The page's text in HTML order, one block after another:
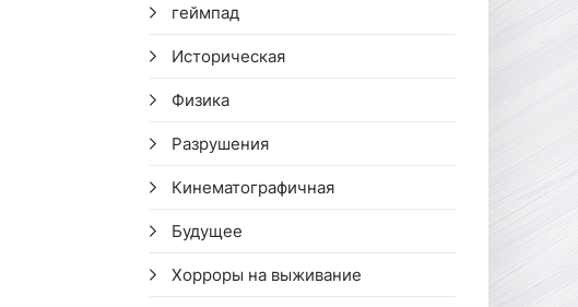
геймпад
Историческая
Физика
Разрушения
Кинематографичная
Будущее
Хорроры на выживание